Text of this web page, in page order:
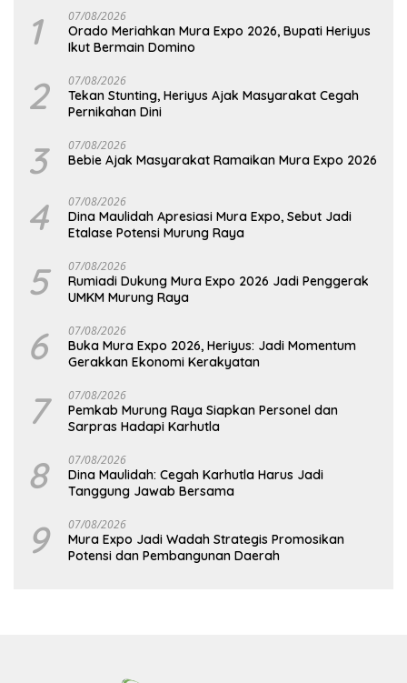
1 07/08/2026
Orado Meriahkan Mura Expo 2026, Bupati Heriyus
Ikut Bermain Domino
2 07/08/2026
Tekan Stunting, Heriyus Ajak Masyarakat Cegah
Pernikahan Dini
3 07/08/2026
Bebie Ajak Masyarakat Ramaikan Mura Expo 2026
4 07/08/2026
Dina Maulidah Apresiasi Mura Expo, Sebut Jadi
Etalase Potensi Murung Raya
5 07/08/2026
Rumiadi Dukung Mura Expo 2026 Jadi Penggerak
UMKM Murung Raya
6 07/08/2026
Buka Mura Expo 2026, Heriyus: Jadi Momentum
Gerakkan Ekonomi Kerakyatan
7 07/08/2026
Pemkab Murung Raya Siapkan Personel dan
Sarpras Hadapi Karhutla
8 07/08/2026
Dina Maulidah: Cegah Karhutla Harus Jadi
Tanggung Jawab Bersama
9 07/08/2026
Mura Expo Jadi Wadah Strategis Promosikan
Potensi dan Pembangunan Daerah